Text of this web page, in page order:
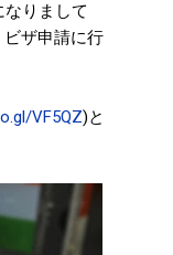
りまして
ザ申請に行
VF5QZ)と